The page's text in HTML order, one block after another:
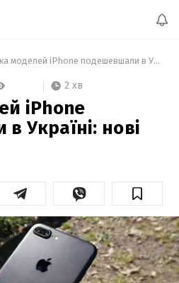
Кілька моделей iPhone подешевшали в Україні: нові ціни
2 хв
iPhone
Україні: нові